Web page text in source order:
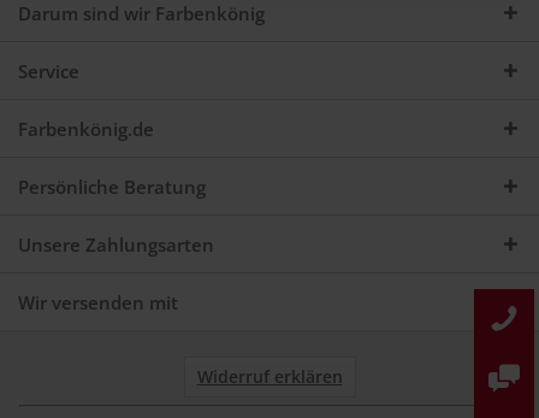
Darum sind wir Farbenkönig
Service
Farbenkönig.de
Persönliche Beratung
Unsere Zahlungsarten
Wir versenden mit
Widerruf erklären